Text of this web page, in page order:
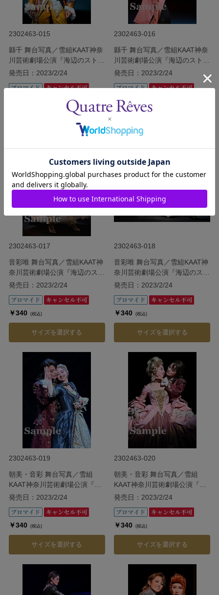
2302463-015
縣千 舞台写真／雪組KAAT神奈
川芸術劇場公演『海辺のストル
ーエンセ』
発売日：2023/2/24
2302463-016
縣千 舞台写真／雪組KAAT神奈
川芸術劇場公演『海辺のストル
ーエンセ』
発売日：2023/2/24
￥340
2302463-017
音彩唯 舞台写真／雪組KAAT神
奈川芸術劇場公演『海辺のスト
ルーエンセ』
発売日：2023/2/24
￥340 (税込)
サイズを選択する
2302463-018
音彩唯 舞台写真／雪組KAAT神
奈川芸術劇場公演『海辺のスト
ルーエンセ』
発売日：2023/2/24
￥340 (税込)
サイズを選択する
2302463-019
朝美・音彩 舞台写真／雪組
KAAT神奈川芸術劇場公演『海
辺のストルーエンセ』
発売日：2023/2/24
￥340 (税込)
サイズを選択する
2302463-020
朝美・音彩 舞台写真／雪組
KAAT神奈川芸術劇場公演『海
辺のストルーエンセ』
発売日：2023/2/24
￥340 (税込)
サイズを選択する